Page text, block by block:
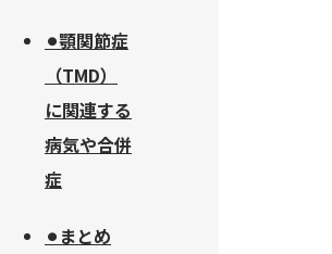
⚫︎顎関節症
（TMD）
に関連する
病気や合併
症
⚫︎まとめ